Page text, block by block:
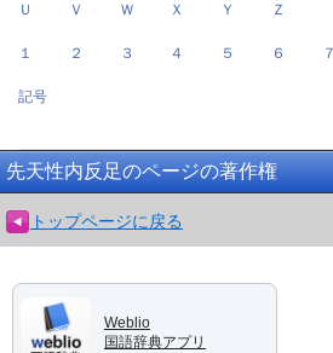
Ｕ Ｖ Ｗ Ｘ Ｙ Ｚ
１ ２ ３ ４ ５ ６ ７
記号
先天性内反足のページの著作権
トップページに戻る
Weblio
国語辞典アプリ